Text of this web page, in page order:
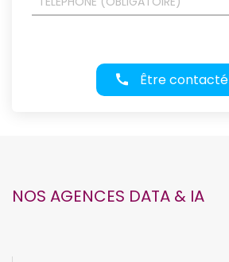
Être contacté
NOS AGENCES DATA & IA